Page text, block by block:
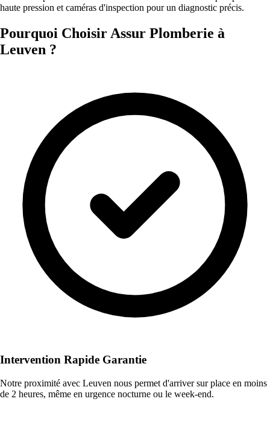
haute pression et caméras d'inspection pour un diagnostic précis.
Pourquoi Choisir Assur Plomberie à
Leuven ?
Intervention Rapide Garantie
Notre proximité avec Leuven nous permet d'arriver sur place en moins
de 2 heures, même en urgence nocturne ou le week-end.